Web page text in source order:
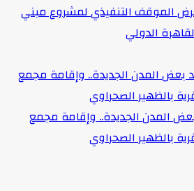
الموقف التنفيذي لمشروع مبني
المدن الجديدة.. وإقامة مجمع